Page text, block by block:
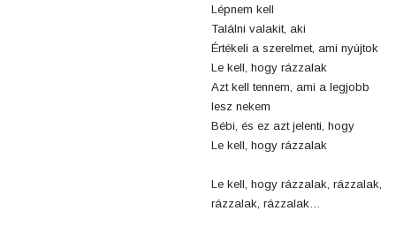
Lépnem kell
Találni valakit, aki
Értékeli a szerelmet, ami nyújtok
Le kell, hogy rázzalak
Azt kell tennem, ami a legjobb
lesz nekem
Bébi, és ez azt jelenti, hogy
Le kell, hogy rázzalak
Le kell, hogy rázzalak, rázzalak,
rázzalak, rázzalak…